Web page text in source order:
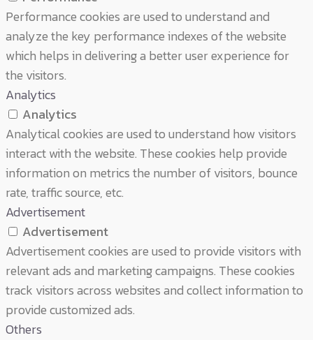
Performance cookies are used to understand and
analyze the key performance indexes of the website
which helps in delivering a better user experience for
the visitors.
Analytics
Analytics
Analytical cookies are used to understand how visitors
interact with the website. These cookies help provide
information on metrics the number of visitors, bounce
rate, traffic source, etc.
Advertisement
Advertisement
Advertisement cookies are used to provide visitors with
relevant ads and marketing campaigns. These cookies
track visitors across websites and collect information to
provide customized ads.
Others